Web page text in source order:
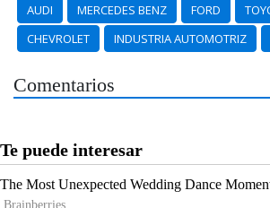
AUDI
MERCEDES BENZ FORD
CHEVROLET
INDUSTRIA AUTOMOTRIZ
Comentarios